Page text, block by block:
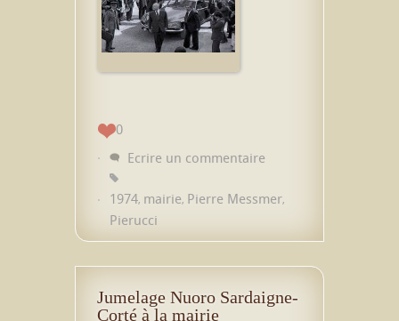
0
Ecrire un commentaire
1974, mairie, Pierre Messmer,
Pierucci
Jumelage Nuoro Sardaigne-
Corté à la mairie